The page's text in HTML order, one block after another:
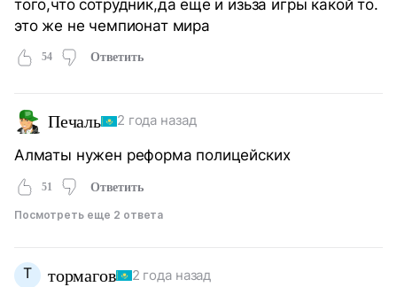
это же не чемпионат мира
54 Ответить
Печаль 2 года назад
Алматы нужен реформа полицейских
51 Ответить
Посмотреть еще 2 ответа
Т тормагов 2 года назад